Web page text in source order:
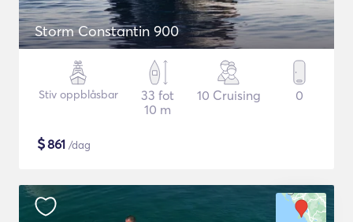
Storm Constantin 900
Stiv oppblåsbar
33 fot
10 m
10 Cruising 0
$861 /dag